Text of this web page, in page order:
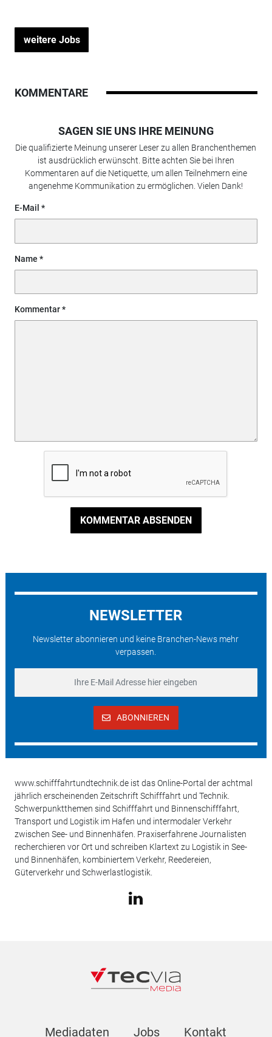
weitere Jobs
KOMMENTARE
SAGEN SIE UNS IHRE MEINUNG
Die qualifizierte Meinung unserer Leser zu allen Branchenthemen
ist ausdrücklich erwünscht. Bitte achten Sie bei Ihren
Kommentaren auf die Netiquette, um allen Teilnehmern eine
angenehme Kommunikation zu ermöglichen. Vielen Dank!
E-Mail
Name
Kommentar
KOMMENTAR ABSENDEN
NEWSLETTER
Newsletter abonnieren und keine Branchen-News mehr
verpassen.
ABONNIEREN
www.schifffahrtundtechnik.de ist das Online-Portal der achtmal
jährlich erscheinenden Zeitschrift Schifffahrt und Technik.
Schwerpunktthemen sind Schifffahrt und Binnenschifffahrt,
Transport und Logistik im Hafen und intermodaler Verkehr
zwischen See- und Binnenhäfen. Praxiserfahrene Journalisten
recherchieren vor Ort und schreiben Klartext zu Logistik in See-
und Binnenhäfen, kombiniertem Verkehr, Reedereien,
Güterverkehr und Schwerlastlogistik.
Mediadaten Jobs Kontakt